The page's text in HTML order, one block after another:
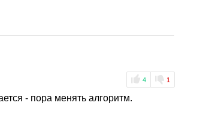
4 1
- пора менять алгоритм.